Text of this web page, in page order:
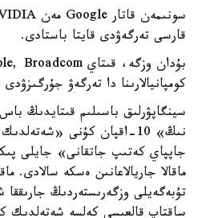
قارسى تەرگەۋدى قايتا باستادى.
كومپانيالارىنا دا تەرگەۋ
سينگاپۋرلىق باسىلىم قىتايدىڭ
نىڭ» 10-اقپان كۇنى
جاپپاي كەتىپ جاتقانى» جايلى
ماقالا جاريالاعانىن ەسكە سالادى.
تۇبەگەيلى وزگەرىستەردىڭ جارىققا